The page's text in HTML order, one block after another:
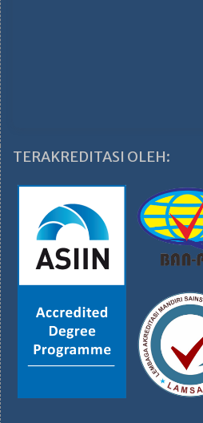
TERAKREDITASI OLEH: